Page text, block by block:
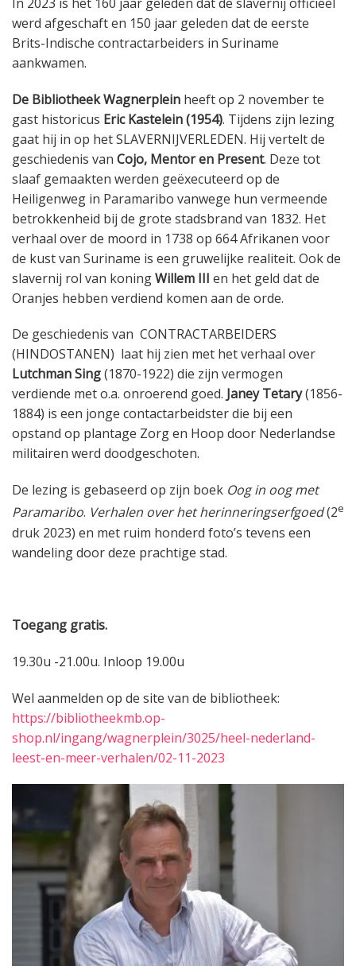
werd afgeschaft en 150 jaar geleden dat de eerste
Brits-Indische contractarbeiders in Suriname
aankwamen.
De Bibliotheek Wagnerplein heeft op 2 november te
gast historicus Eric Kastelein (1954). Tijdens zijn lezing
gaat hij in op het SLAVERNIJVERLEDEN. Hij vertelt de
geschiedenis van Cojo, Mentor en Present. Deze tot
slaaf gemaakten werden geëxecuteerd op de
Heiligenweg in Paramaribo vanwege hun vermeende
betrokkenheid bij de grote stadsbrand van 1832. Het
verhaal over de moord in 1738 op 664 Afrikanen voor
de kust van Suriname is een gruwelijke realiteit. Ook de
slavernij rol van koningWillem III en het geld dat de
Oranjes hebben verdiend komen aan de orde.
De geschiedenis van CONTRACTARBEIDERS
(HINDOSTANEN) laat hij zien met het verhaal over
Lutchman Sing(1870-1922) die zijn vermogen
verdiende met o.a. onroerend goed. Janey Tetary(1856-
1884) is een jonge contactarbeidster die bij een
opstand op plantage Zorg en Hoop door Nederlandse
militairen werd doodgeschoten.
De lezing is gebaseerd op zijn boek Oog in oog met
Paramaribo. Verhalen over het herinneringserfgoed(2e
druk 2023) en met ruim honderd foto’s tevens een
wandeling door deze prachtige stad.
Toegang gratis.
19.30u -21.00u. Inloop 19.00u
Wel aanmelden op de site van de bibliotheek:
https://bibliotheekmb.op-
shop.nl/ingang/wagnerplein/3025/heel-nederland-
leest-en-meer-verhalen/02-11-2023